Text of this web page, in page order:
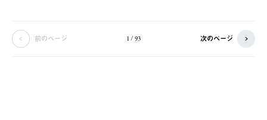
前のページ 1 / 93 次のページ